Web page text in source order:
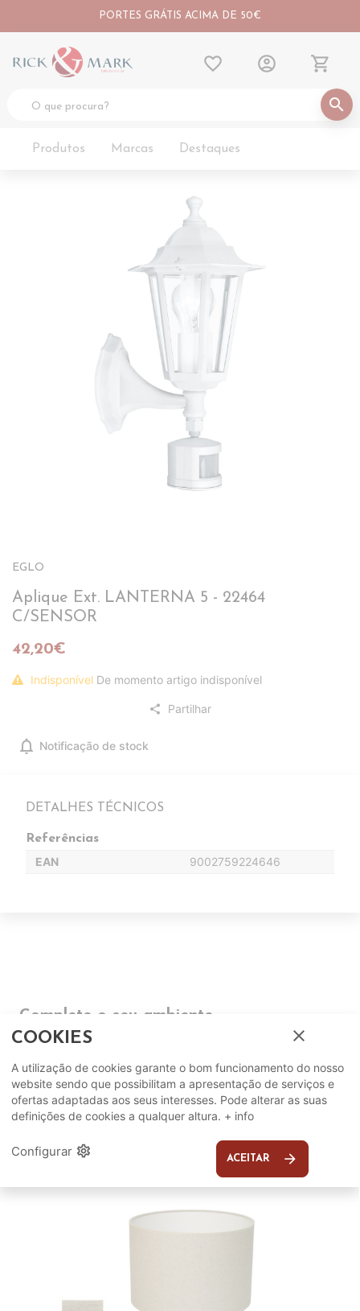
PORTES GRÁTIS ACIMA DE 50€
search
favorite_border account_circle shopping_cart
Produtos Marcas Destaques
EGLO
Aplique Ext. LANTERNA 5 - 22464
C/SENSOR
42,20€
Indisponível De momento artigo indisponível
share Partilhar
notifications Notificação de stock
DETALHES TÉCNICOS
Referências
EAN 9002759224646
Complete o seu ambiente
SUGERIDOS
EM DESTAQUE
COOKIES close
A utilização de cookies garante o bom funcionamento do nosso
website sendo que possibilitam a apresentação de serviços e
ofertas adaptadas aos seus interesses. Pode alterar as suas
definições de cookies a qualquer altura. + info
Configurar settings ACEITAR arrow_forward